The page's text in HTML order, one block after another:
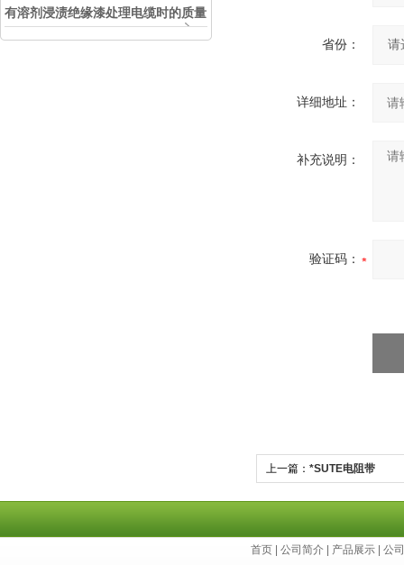
考虑？
有溶剂浸渍绝缘漆处理电缆时的质量
和安全性考虑因素
省份：
详细地址：
补充说明：
验证码：
上一篇： *SUTE电阻带
首页 |公司简介 产品展示 |公